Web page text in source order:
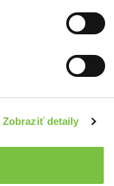
Zobraziť detaily